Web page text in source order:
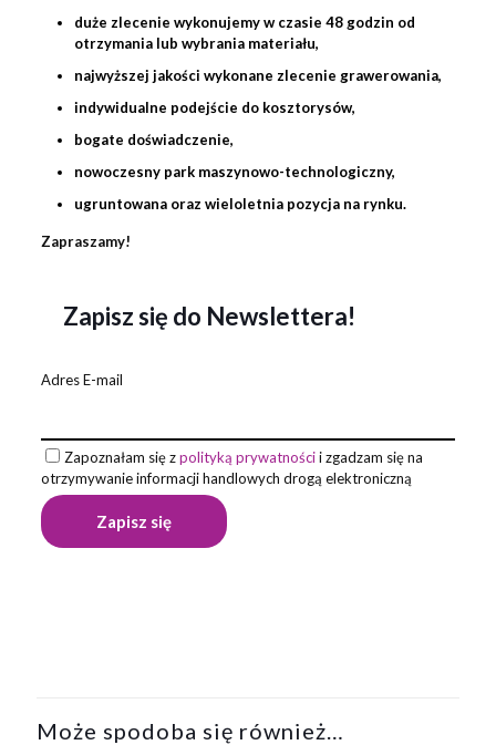
duże zlecenie wykonujemy w czasie 48 godzin od
otrzymania lub wybrania materiału,
najwyższej jakości wykonane zlecenie grawerowania,
indywidualne podejście do kosztorysów,
bogate doświadczenie,
nowoczesny park maszynowo-technologiczny,
ugruntowana oraz wieloletnia pozycja na rynku.
Zapraszamy!
Zapisz się do Newslettera!
Adres E-mail
Zapoznałam się zpolityką prywatnościi zgadzam się na
otrzymywanie informacji handlowych drogą elektroniczną
Może spodoba się również…